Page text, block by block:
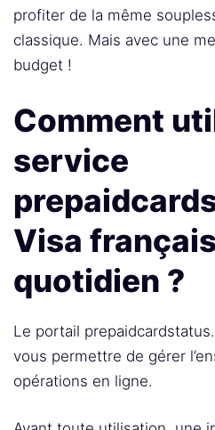
profiter de la même
classique. Mais avec une
budget !
Comment
service
Visa
quotidien ?
Le portail
vous permettre de gérer
opérations en ligne.